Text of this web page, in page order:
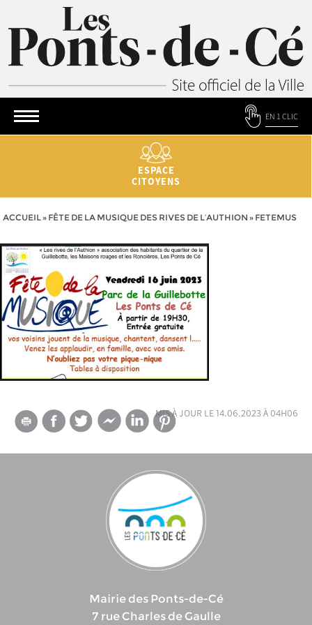
EN 1 CLIC
ESPACE
CITOYENS
ACCUEIL» FÊTE DE LA MUSIQUE DES RIVES DE L’AUTHION » FETEMUS
mis à jour le 14.06.2023 à 04h06
Mairie des Ponts-de-Cé
7 rue Charles de Gaulle